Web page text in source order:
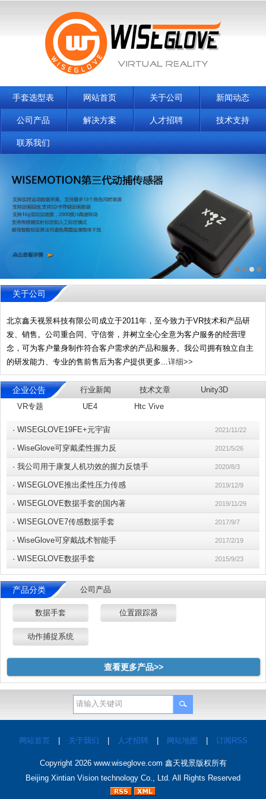
手套选型表 网站首页 关于公司 新闻动态
公司产品 解决方案 人才招聘 技术支持
联系我们
关于公司
北京鑫天视景科技有限公司成立于2011年，至今致力于VR技术和产品研
发、销售。公司重合同、守信誉，并树立全心全意为客户服务的经营理
念，可为客户量身制作符合客户需求的产品和服务。我公司拥有独立自主
的研发能力、专业的售前售后为客户提供更多...详细>>
企业公告 行业新闻 技术文章
Unity3D
VR专题
UE4 Htc Vive
· WISEGLOVE19FE+元宇宙 2021/11/22
· WiseGlove可穿戴柔性握力反 2021/5/26
· 我公司用于康复人机功效的握力反馈手 2020/8/3
· WISEGLOVE推出柔性压力传感 2019/12/9
· WISEGLOVE数据手套的国内著 2019/11/29
· WISEGLOVE7传感数据手套 2017/9/7
· WiseGlove可穿戴战术智能手 2017/2/19
· WISEGLOVE数据手套 2015/9/23
产品分类 公司产品
数据手套 位置跟踪器
动作捕捉系统
查看更多产品>>
网站首页 关于我们 人才招聘 网站地图 订阅RSS
Copyright 2026 www.wiseglove.com 鑫天视景版权所有
Beijing Xintian Vision technology Co., Ltd. All Rights Reserved